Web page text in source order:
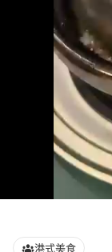
港式美食